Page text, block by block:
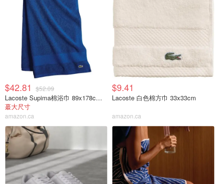
$42.81 $52.09
Lacoste Supima棉浴巾 89x178cm 加大号
蕞大尺寸
amazon.ca
$9.41
Lacoste 白色棉方巾 33x33cm
amazon.ca